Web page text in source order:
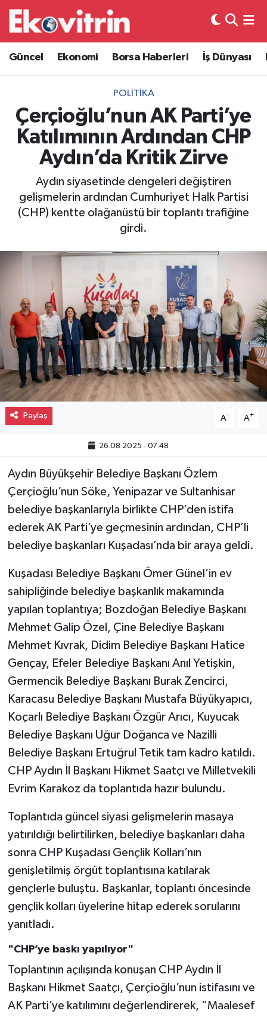
Güncel Ekonomi Borsa Haberleri İş Dünyası
POLITIKA
Çerçioğlu’nun AK Parti’ye
Katılımının Ardından CHP
Aydın’da Kritik Zirve
Aydın siyasetinde dengeleri değiştiren
gelişmelerin ardından Cumhuriyet Halk Partisi
(CHP) kentte olağanüstü bir toplantı trafiğine
girdi.
Paylaş A- A+
26.08.2025 - 07:48
Aydın Büyükşehir Belediye Başkanı Özlem
Çerçioğlu’nun Söke, Yenipazar ve Sultanhisar
belediye başkanlarıyla birlikte CHP’den istifa
ederek AK Parti’ye geçmesinin ardından, CHP’li
belediye başkanları Kuşadası’nda bir araya geldi.
Kuşadası Belediye Başkanı Ömer Günel’in ev
sahipliğinde belediye başkanlık makamında
yapılan toplantıya; Bozdoğan Belediye Başkanı
Mehmet Galip Özel, Çine Belediye Başkanı
Mehmet Kıvrak, Didim Belediye Başkanı Hatice
Gençay, Efeler Belediye Başkanı Anıl Yetişkin,
Germencik Belediye Başkanı Burak Zencirci,
Karacasu Belediye Başkanı Mustafa Büyükyapıcı,
Koçarlı Belediye Başkanı Özgür Arıcı, Kuyucak
Belediye Başkanı Uğur Doğanca ve Nazilli
Belediye Başkanı Ertuğrul Tetik tam kadro katıldı.
CHP Aydın İl Başkanı Hikmet Saatçı ve Milletvekili
Evrim Karakoz da toplantıda hazır bulundu.
Toplantıda güncel siyasi gelişmelerin masaya
yatırıldığı belirtilirken, belediye başkanları daha
sonra CHP Kuşadası Gençlik Kolları’nın
genişletilmiş örgüt toplantısına katılarak
gençlerle buluştu. Başkanlar, toplantı öncesinde
gençlik kolları üyelerine hitap ederek sorularını
yanıtladı.
"CHP’ye baskı yapılıyor"
Toplantının açılışında konuşan CHP Aydın İl
Başkanı Hikmet Saatçı, Çerçioğlu’nun istifasını ve
AK Parti’ye katılımını değerlendirerek, “Maalesef
Güncel
Ekonomi
Borsa Haberleri
İş Dünyası
Lojistik
Otovitrin
Magazin
Gayrimenkul
Spor
Eğitim
Hava Durumu
Trafik Durumu
Süper Lig Puan Durumu ve Fikstür
Tüm Manşetler
Son Dakika Haberleri
Haber Arşivi